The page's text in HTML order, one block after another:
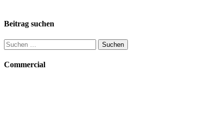
Beitrag suchen
Suchen
nach:
Commercial